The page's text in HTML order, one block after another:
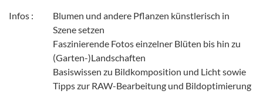
Infos :
Blumen und andere Pflanzen künstlerisch in
Szene setzen
Faszinierende Fotos einzelner Blüten bis hin zu
(Garten-)Landschaften
Basiswissen zu Bildkomposition und Licht sowie
Tipps zur RAW-Bearbeitung und Bildoptimierung